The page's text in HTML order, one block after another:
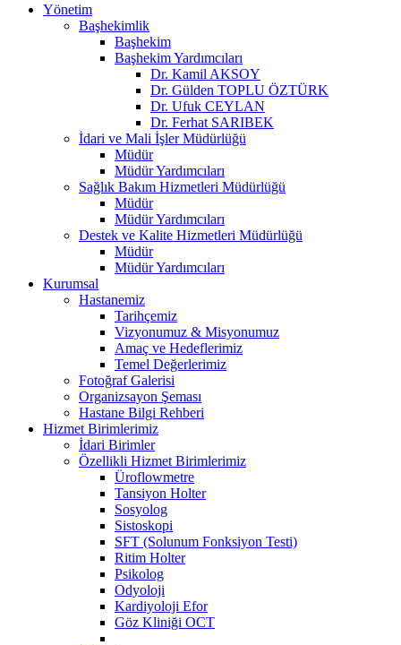
Yönetim
Başhekimlik
Başhekim
Başhekim Yardımcıları
Dr. Kamil AKSOY
Dr. Gülden TOPLU ÖZTÜRK
Dr. Ufuk CEYLAN
Dr. Ferhat SARIBEK
İdari ve Mali İşler Müdürlüğü
Müdür
Müdür Yardımcıları
Sağlık Bakım Hizmetleri Müdürlüğü
Müdür
Müdür Yardımcıları
Destek ve Kalite Hizmetleri Müdürlüğü
Müdür
Müdür Yardımcıları
Kurumsal
Hastanemiz
Tarihçemiz
Vizyonumuz & Misyonumuz
Amaç ve Hedeflerimiz
Temel Değerlerimiz
Fotoğraf Galerisi
Organizsayon Şeması
Hastane Bilgi Rehberi
Hizmet Birimlerimiz
İdari Birimler
Özellikli Hizmet Birimlerimiz
Üroflowmetre
Tansiyon Holter
Sosyolog
Sistoskopi
SFT (Solunum Fonksiyon Testi)
Ritim Holter
Psikolog
Odyoloji
Kardiyoloji Efor
Göz Kliniği OCT